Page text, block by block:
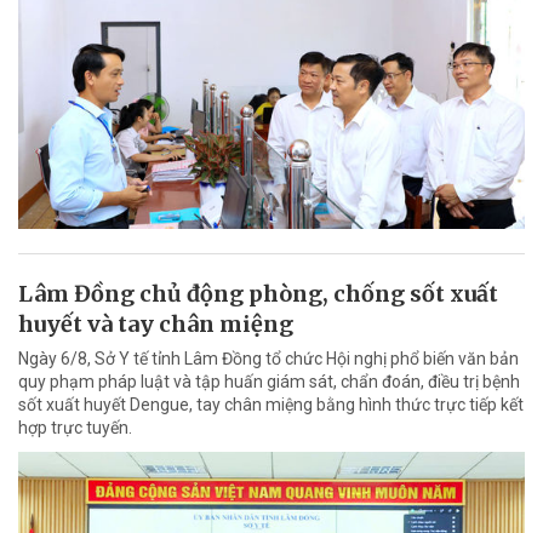
Lâm Đồng chủ động phòng, chống sốt xuất
huyết và tay chân miệng
Ngày 6/8, Sở Y tế tỉnh Lâm Đồng tổ chức Hội nghị phổ biến văn bản
quy phạm pháp luật và tập huấn giám sát, chẩn đoán, điều trị bệnh
sốt xuất huyết Dengue, tay chân miệng bằng hình thức trực tiếp kết
hợp trực tuyến.